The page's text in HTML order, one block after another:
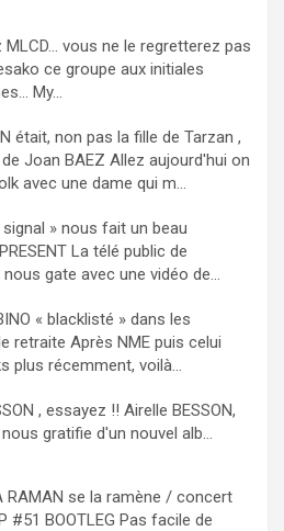
MLCD… vous ne le regretterez pas
ce groupe aux initiales
My...
était, non pas la fille de Tarzan ,
Joan BAEZ Allez aujourd'hui on
avec une dame qui m...
signal » nous fait un beau
La télé public de
gate avec une vidéo de...
« blacklisté » dans les
retraite Après NME puis celui
plus récemment, voilà...
, essayez !! Airelle BESSON,
gratifie d'un nouvel alb...
RAMAN se la ramène / concert
#51 BOOTLEG Pas facile de